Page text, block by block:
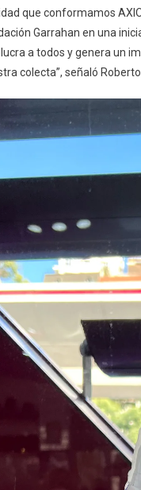
que conformamos
Garrahan en una
a todos y genera un
colecta”, señaló